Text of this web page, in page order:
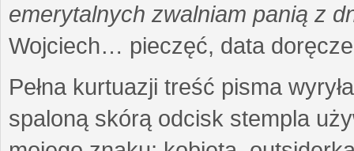
emerytalnych zwalniam panią z
Wojciech… pieczęć, data
Pełna kurtuazji treść pisma
spaloną skórą odcisk stempla